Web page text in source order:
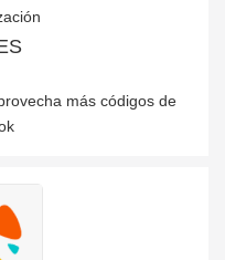
más códigos de